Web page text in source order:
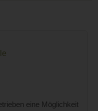
eine Möglichkeit